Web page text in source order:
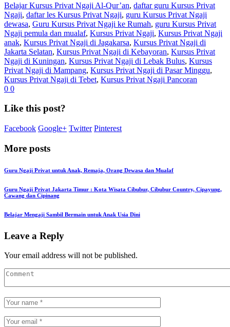
Belajar Kursus Privat Ngaji Al-Qur’an, daftar guru Kursus Privat
Ngaji, daftar les Kursus Privat Ngaji, guru Kursus Privat Ngaji
dewasa, Guru Kursus Privat Ngaji ke Rumah, guru Kursus Privat
Ngaji pemula dan mualaf, Kursus Privat Ngaji, Kursus Privat Ngaji
anak, Kursus Privat Ngaji di Jagakarsa, Kursus Privat Ngaji di
Jakarta Selatan, Kursus Privat Ngaji di Kebayoran, Kursus Privat
Ngaji di Kuningan, Kursus Privat Ngaji di Lebak Bulus, Kursus
Privat Ngaji di Mampang, Kursus Privat Ngaji di Pasar Minggu,
Kursus Privat Ngaji di Tebet, Kursus Privat Ngaji Pancoran
0 0
Like this post?
Facebook Google+ Twitter Pinterest
More posts
Guru Ngaji Privat untuk Anak, Remaja, Orang Dewasa dan Mualaf
Guru Ngaji Privat Jakarta Timur : Kota Wisata Cibubur, Cibubur Country, Cipayung,
Cawang dan Cipinang
Belajar Mengaji Sambil Bermain untuk Anak Usia Dini
Leave a Reply
Your email address will not be published.